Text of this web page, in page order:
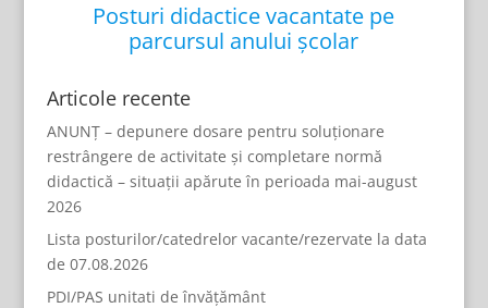
Posturi didactice vacantate pe
parcursul anului școlar
Articole recente
ANUNȚ – depunere dosare pentru soluționare
restrângere de activitate și completare normă
didactică – situații apărute în perioada mai-august
2026
Lista posturilor/catedrelor vacante/rezervate la data
de 07.08.2026
PDI/PAS unitati de învățământ